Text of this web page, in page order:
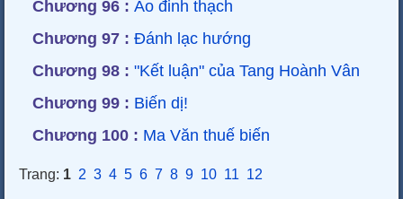
Chương 96 : Áo đinh thạch
Chương 97 : Đánh lạc hướng
Chương 98 : "Kết luận" của Tang Hoành Vân
Chương 99 : Biến dị!
Chương 100 : Ma Văn thuế biến
Trang: 1 2 3 4 5 6 7 8 9 10 11 12